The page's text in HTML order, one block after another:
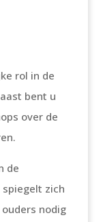
rol in de
bent u
over de
de
spiegelt zich
nodig